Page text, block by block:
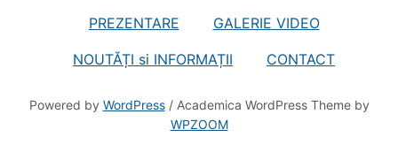
PREZENTARE GALERIE VIDEO
NOUTĂȚI si INFORMAȚII CONTACT
Powered by WordPress/ Academica WordPress Theme by
WPZOOM